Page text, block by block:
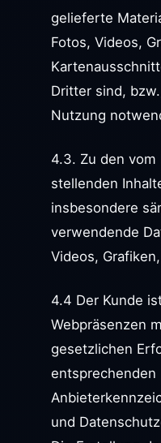
gelieferte
Fotos, Videos,
Dritter sind,
Nutzung
4.3. Zu den vom
stellenden
insbesondere
verwendende
Videos,
4.4 Der Kunde
Webpräsenzen
gesetzlichen
entsprechenden
und